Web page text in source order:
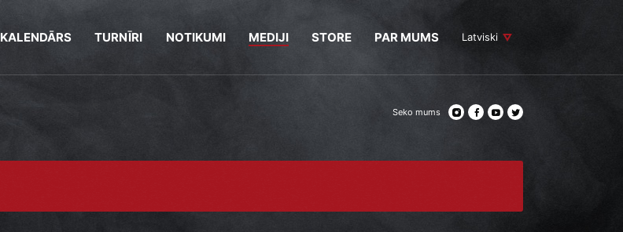
KALENDĀRS TURNĪRI NOTIKUMI MEDIJI STORE PAR MUMS Latviski
Seko mums